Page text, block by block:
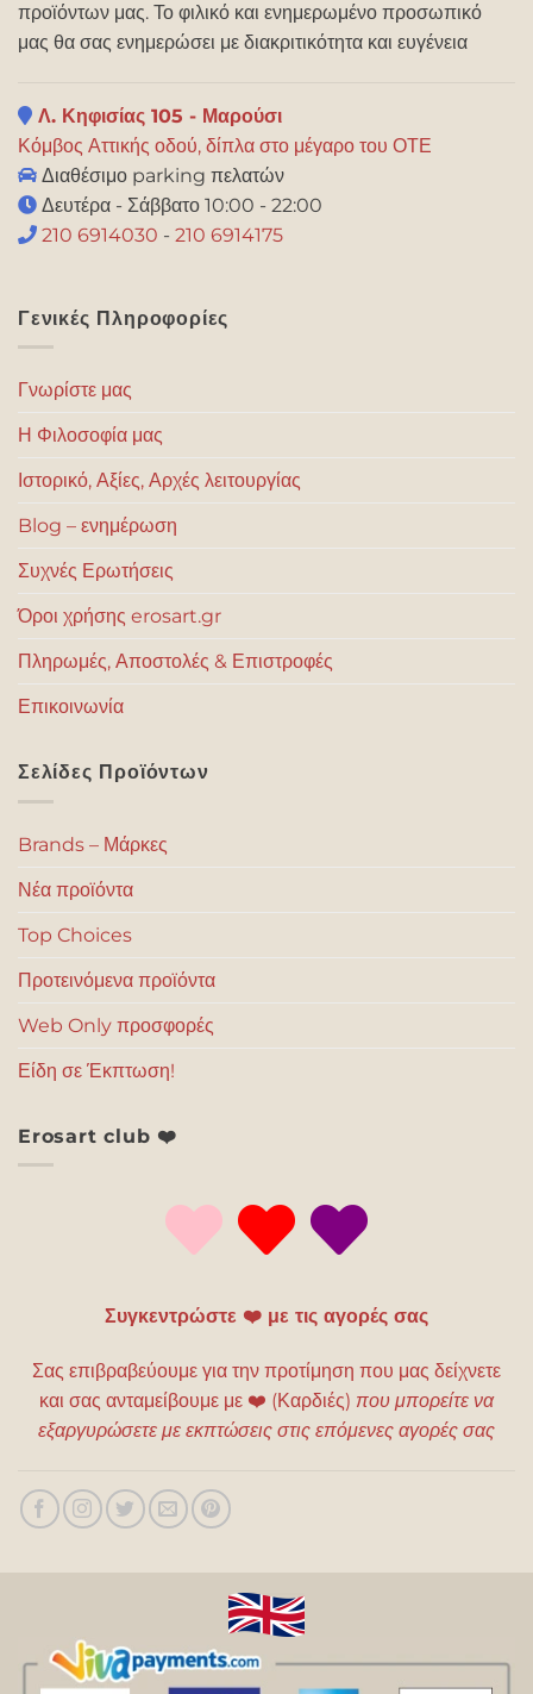
προϊόντων μας. Το φιλικό και ενημερωμένο προσωπικό
μας θα σας ενημερώσει με διακριτικότητα και ευγένεια
Λ. Κηφισίας 105 - Μαρούσι
Κόμβος Αττικής οδού, δίπλα στο μέγαρο του ΟΤΕ
Διαθέσιμο parking πελατών
Δευτέρα - Σάββατο 10:00 - 22:00
210 6914030 - 210 6914175
Γενικές Πληροφορίες
Γνωρίστε μας
Η Φιλοσοφία μας
Ιστορικό, Αξίες, Αρχές λειτουργίας
Blog – ενημέρωση
Συχνές Ερωτήσεις
Όροι χρήσης erosart.gr
Πληρωμές, Αποστολές & Επιστροφές
Επικοινωνία
Σελίδες Προϊόντων
Brands – Μάρκες
Νέα προϊόντα
Top Choices
Προτεινόμενα προϊόντα
Web Only προσφορές
Είδη σε Έκπτωση!
Erosart club ❤️
Συγκεντρώστε ❤️ με τις αγορές σας
Σας επιβραβεύουμε για την προτίμηση που μας δείχνετε
και σας ανταμείβουμε με ❤️ (Καρδιές) που μπορείτε να
εξαργυρώσετε με εκπτώσεις στις επόμενες αγορές σας